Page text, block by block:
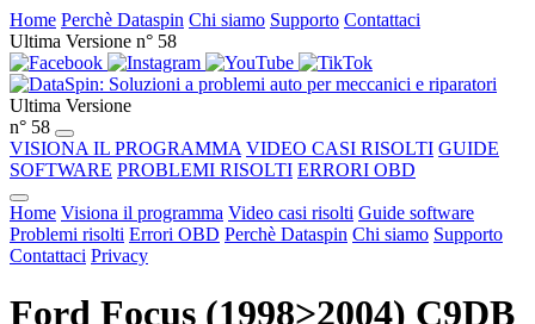
Home Perchè Dataspin Chi siamo Supporto Contattaci
Ultima Versione n° 58
Ultima Versione
n° 58
VISIONA IL PROGRAMMA VIDEO CASI RISOLTI GUIDE
SOFTWARE PROBLEMI RISOLTI ERRORI OBD
Home Visiona il programma Video casi risolti Guide software
Problemi risolti Errori OBD Perchè Dataspin Chi siamo Supporto
Contattaci Privacy
Ford Focus (1998>2004) C9DB